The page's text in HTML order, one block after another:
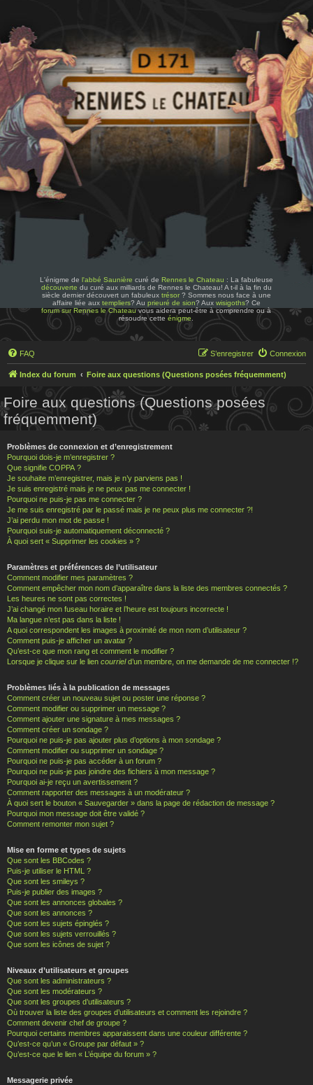
L'énigme de l'abbé Saunière curé de Rennes le Chateau : La fabuleuse
découverte du curé aux milliards de Rennes le Chateau! A t-il à la fin du
siècle dernier découvert un fabuleux trésor? Sommes nous face à une
affaire liée aux templiers? Au prieuré de sion? Aux wisigoths? Ce
forum sur Rennes le Chateauvous aidera peut-être à comprendre ou à
résoudre cetteénigme
FAQ Connexion
S’enregistrer
Index du forum Foire aux questions (Questions posées fréquemment)
Foire aux questions (Questions posées
fréquemment)
Problèmes de connexion et d’enregistrement
Pourquoi dois-je m’enregistrer ?
Que signifie COPPA ?
Je souhaite m’enregistrer, mais je n’y parviens pas !
Je suis enregistré mais je ne peux pas me connecter !
Pourquoi ne puis-je pas me connecter ?
Je me suis enregistré par le passé mais je ne peux plus me connecter ?!
J’ai perdu mon mot de passe !
Pourquoi suis-je automatiquement déconnecté ?
À quoi sert « Supprimer les cookies » ?
Paramètres et préférences de l’utilisateur
Comment modifier mes paramètres ?
Comment empêcher mon nom d’apparaître dans la liste des membres connectés ?
Les heures ne sont pas correctes !
J’ai changé mon fuseau horaire et l’heure est toujours incorrecte !
Ma langue n’est pas dans la liste !
A quoi correspondent les images à proximité de mon nom d’utilisateur ?
Comment puis-je afficher un avatar ?
Qu’est-ce que mon rang et comment le modifier ?
Lorsque je clique sur le lien courrield’un membre, on me demande de me connecter !?
Problèmes liés à la publication de messages
Comment créer un nouveau sujet ou poster une réponse ?
Comment modifier ou supprimer un message ?
Comment ajouter une signature à mes messages ?
Comment créer un sondage ?
Pourquoi ne puis-je pas ajouter plus d’options à mon sondage ?
Comment modifier ou supprimer un sondage ?
Pourquoi ne puis-je pas accéder à un forum ?
Pourquoi ne puis-je pas joindre des fichiers à mon message ?
Pourquoi ai-je reçu un avertissement ?
Comment rapporter des messages à un modérateur ?
À quoi sert le bouton « Sauvegarder » dans la page de rédaction de message ?
Pourquoi mon message doit être validé ?
Comment remonter mon sujet ?
Mise en forme et types de sujets
Que sont les BBCodes ?
Puis-je utiliser le HTML ?
Que sont les smileys ?
Puis-je publier des images ?
Que sont les annonces globales ?
Que sont les annonces ?
Que sont les sujets épinglés ?
Que sont les sujets verrouillés ?
Que sont les icônes de sujet ?
Niveaux d’utilisateurs et groupes
Que sont les administrateurs ?
Que sont les modérateurs ?
Que sont les groupes d’utilisateurs ?
Où trouver la liste des groupes d’utilisateurs et comment les rejoindre ?
Comment devenir chef de groupe ?
Pourquoi certains membres apparaissent dans une couleur différente ?
Qu’est-ce qu’un « Groupe par défaut » ?
Qu’est-ce que le lien « L’équipe du forum » ?
Messagerie privée